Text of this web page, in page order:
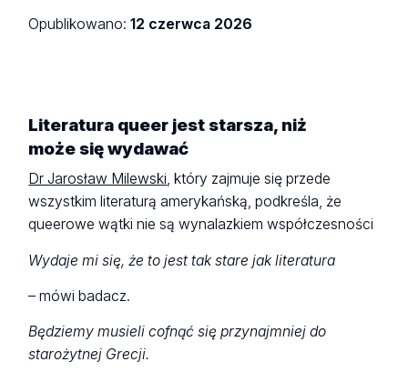
Opublikowano:12 czerwca 2026
Literatura queer jest starsza, niż
może się wydawać
Dr Jarosław Milewski, który zajmuje się przede
wszystkim literaturą amerykańską, podkreśla, że
queerowe wątki nie są wynalazkiem współczesności
Wydaje mi się, że to jest tak stare jak literatura
– mówi badacz.
Będziemy musieli cofnąć się przynajmniej do
starożytnej Grecji.